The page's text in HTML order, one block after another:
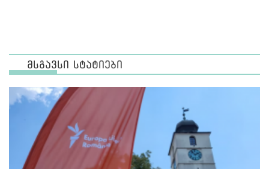
მსგავსი სტატიები